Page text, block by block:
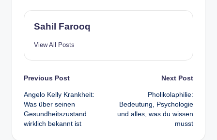
Sahil Farooq
View All Posts
Post
navigation
Previous Post
Angelo Kelly Krankheit:
Was über seinen
Gesundheitszustand
wirklich bekannt ist
Next Post
Pholikolaphilie:
Bedeutung, Psychologie
und alles, was du wissen
musst